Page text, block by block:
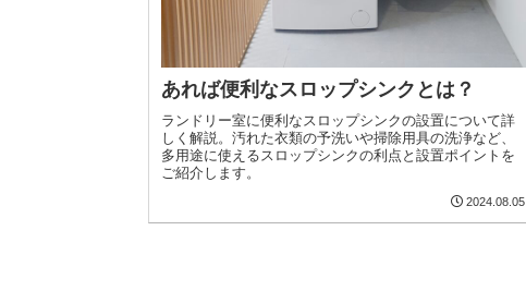
あれば便利なスロップシンクとは？
ランドリー室に便利なスロップシンクの設置について詳
しく解説。汚れた衣類の予洗いや掃除用具の洗浄など、
多用途に使えるスロップシンクの利点と設置ポイントを
ご紹介します。
2024.08.05